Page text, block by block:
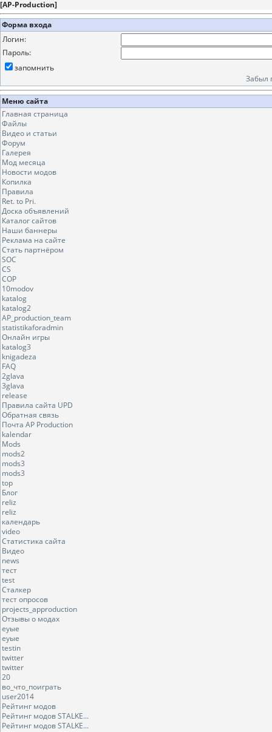
[AP-Production]
Форма входа
Логин:
Пароль:
запомнить
Забыл
Меню сайта
Главная страница
Файлы
Видео и статьи
Форум
Галерея
Мод месяца
Новости модов
Копилка
Правила
Ret. to Pri.
Доска объявлений
Каталог сайтов
Наши баннеры
Реклама на сайте
Стать партнёром
SOC
CS
COP
10modov
katalog
katalog2
AP_production_team
statistikaforadmin
Онлайн игры
katalog3
knigadeza
FAQ
2glava
3glava
release
Правила сайта UPD
Обратная связь
Почта AP Production
kalendar
Mods
mods2
mods3
mods3
top
Блог
reliz
reliz
календарь
video
Статистика сайта
Видео
news
тест
test
Сталкер
тест опросов
projects_approduction
Отзывы о модах
еуые
еуые
testin
twitter
twitter
20
во_что_поиграть
user2014
Рейтинг модов
Рейтинг модов STALKE...
Рейтинг модов STALKE...